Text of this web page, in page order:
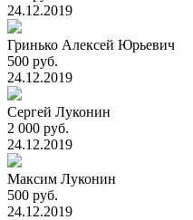
24.12.2019
Гринько Алексей Юрьевич
500 руб.
24.12.2019
Сергей Луконин
2 000 руб.
24.12.2019
Максим Луконин
500 руб.
24.12.2019